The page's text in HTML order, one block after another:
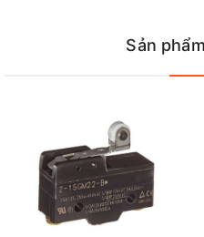
Sản